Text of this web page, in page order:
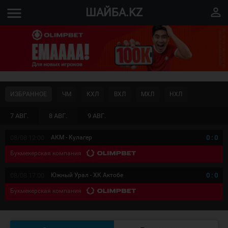
menu ШАЙБА.KZ perm_identity
7 АВГ. 8 АВГ. 9 АВГ.
ИЗБРАННОЕ ЧМ КХЛ ВХЛ МХЛ НХЛ
АКМ - Кулагер 0 : 0
Букмекерская компания
Южный Урал - ХК Актобе 0 : 0
Букмекерская компания